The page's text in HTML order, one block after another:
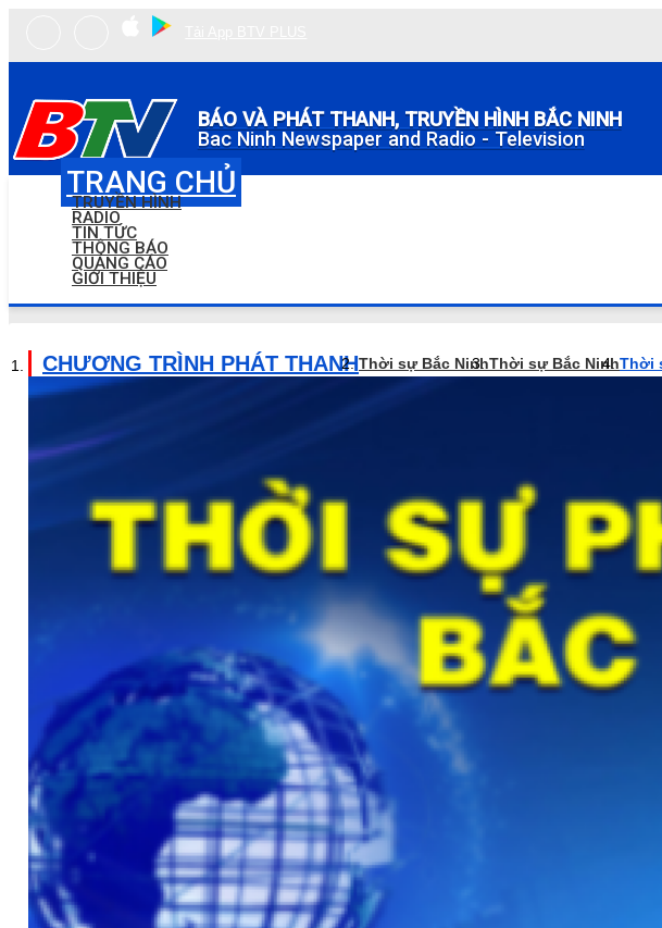
BÁO VÀ PHÁT THANH, TRUYỀN HÌNH BẮC NINH
Bac Ninh Newspaper and Radio - Television
TRANG CHỦ
TRUYỀN HÌNH
RADIO
TIN TỨC
THÔNG BÁO
QUẢNG CÁO
GIỚI THIỆU
CHƯƠNG TRÌNH PHÁT THANHThời sự Bắc NinhThời sự Bắc NinhThời